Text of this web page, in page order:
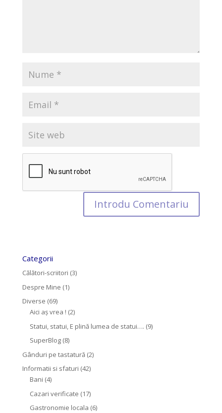
Categorii
Călători-scriitori (3)
Despre Mine (1)
Diverse (69)
Aici aș vrea ! (2)
Statui, statui, E plină lumea de statui…. (9)
SuperBlog(8)
Gânduri pe tastatură(2)
Informatii si sfaturi (42)
Bani (4)
Cazari verificate (17)
Gastronomie locala (6)